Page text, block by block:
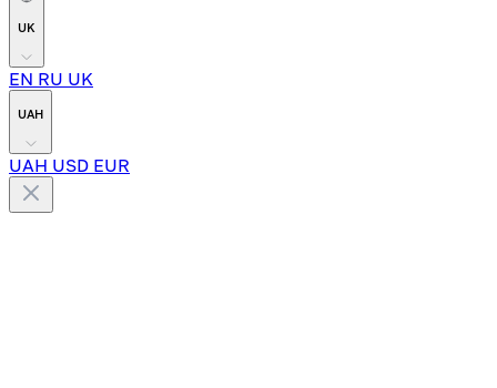
UK
EN RU UK
UAH
UAH USD EUR